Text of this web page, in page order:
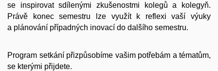
se inspirovat sdílenými zkušenostmi kolegů a kolegyň.
Právě konec semestru lze využít k reflexi vaší výuky
a plánování případných inovací do dalšího semestru.
Program setkání přizpůsobíme vašim potřebám a tématům,
se kterými přijdete.